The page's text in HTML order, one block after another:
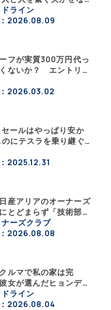
それがEV!!【EV総合
リアルEVライフ：そ
ライン
2026.08.09
フが実質300万円代っ
ないか？ エントリー
「B5」の中身を詳細
した
2026.03.02
ールはやっぱり安か
にテスラを乗り継ぐ
いうこと？ 【テスラ
った大学教授のEV生
2025.12.31
産アリアのオーナーズ
とどまらず「技術部」
部」「釣り部」など多
人集合体がAOCJ【
ーズクラブ
2026.08.08
クルマで私の家は完
女が選んだヒョンデ
5」の「エネルギーハ
生活【ななみんEVレ
ライン
2026.08.04